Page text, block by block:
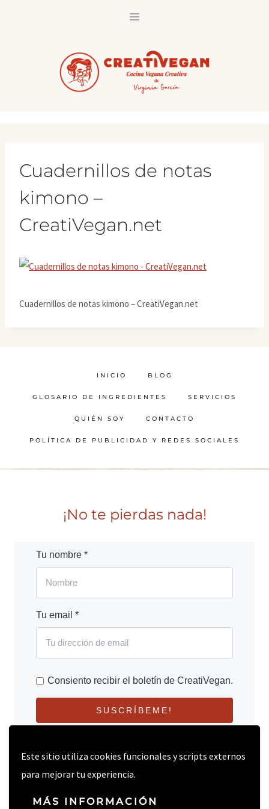
Este sitio utiliza cookies funcionales y scripts externos
para mejorar tu experiencia.
MÁS INFORMACIÓN
Cuadernillos de notas
kimono –
CreatiVegan.net
Cuadernillos de notas kimono – CreatiVegan.net
INICIO BLOG
GLOSARIO DE INGREDIENTES SERVICIOS
QUIÉN SOY CONTACTO
POLÍTICA DE PUBLICIDAD Y REDES SOCIALES
¡No te pierdas nada!
Tu nombre *
Tu email *
Consiento recibir el boletín de CreatiVegan.
SUSCRÍBEME!